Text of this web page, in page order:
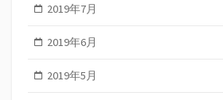
2019年7月
2019年6月
2019年5月